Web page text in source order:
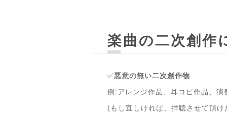
楽曲の二次創作
✅悪意の無い二次創作物
例:アレンジ作品、耳コピ作品、
(もし宜しければ、拝聴させて頂